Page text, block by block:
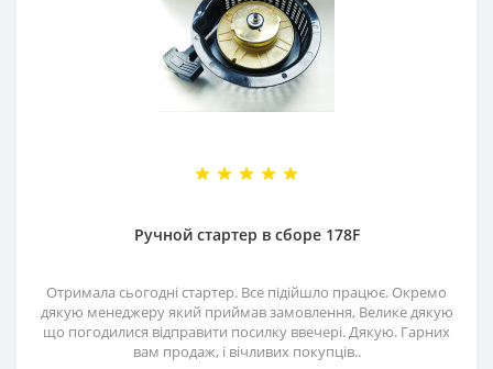
Ручной стартер в сборе 178F
Отримала сьогодні стартер. Все підійшло працює. Окремо
дякую менеджеру який приймав замовлення, Велике дякую
що погодилися відправити посилку ввечері. Дякую. Гарних
вам продаж, і вічливих покупців..